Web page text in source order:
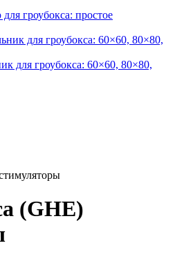
гроубокса: простое
для гроубокса: 60×60, 80×80,
(GHE)